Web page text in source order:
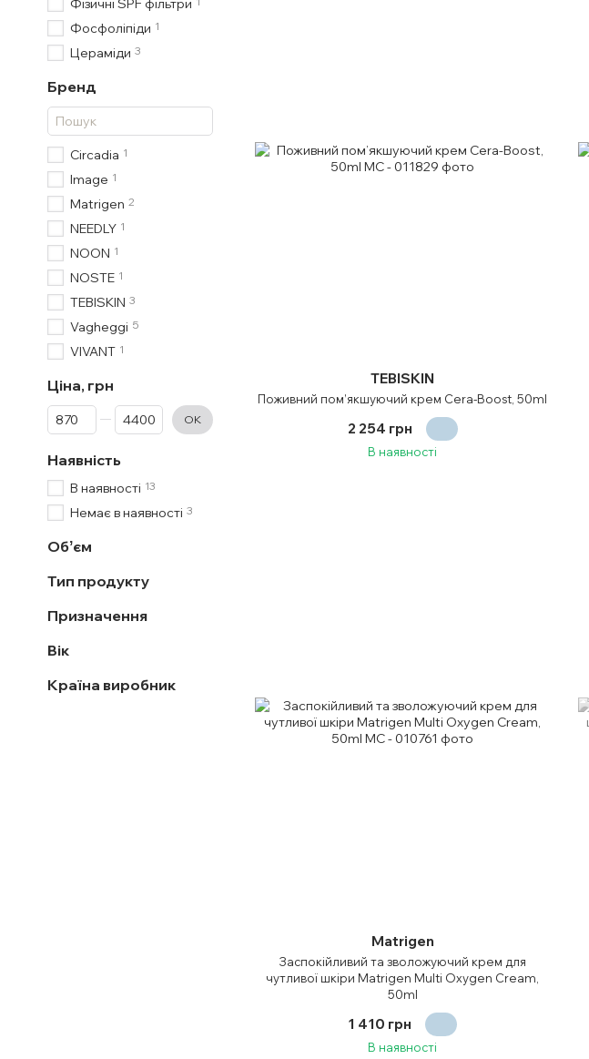
TEBISKIN
Поживний пом’якшуючий крем Cera-Boost, 50ml
2 254 грн
В наявності
Matrigen
Заспокійливий та зволожуючий крем для
чутливої шкіри Matrigen Multi Oxygen Cream,
50ml
1 410 грн
В наявності
Фізичні SPF фільтри
Фосфоліпіди 1
Цераміди 3
Бренд
Circadia 1
Image 1
Matrigen 2
NEEDLY 1
NOON 1
NOSTE 1
TEBISKIN 3
Vagheggi 5
VIVANT 1
Ціна, грн
От Ціна, грн
До Ціна, грн ОК
Наявність
В наявності 13
Немає в наявності 3
Обʼєм
Тип продукту
Призначення
Вік
Країна виробник